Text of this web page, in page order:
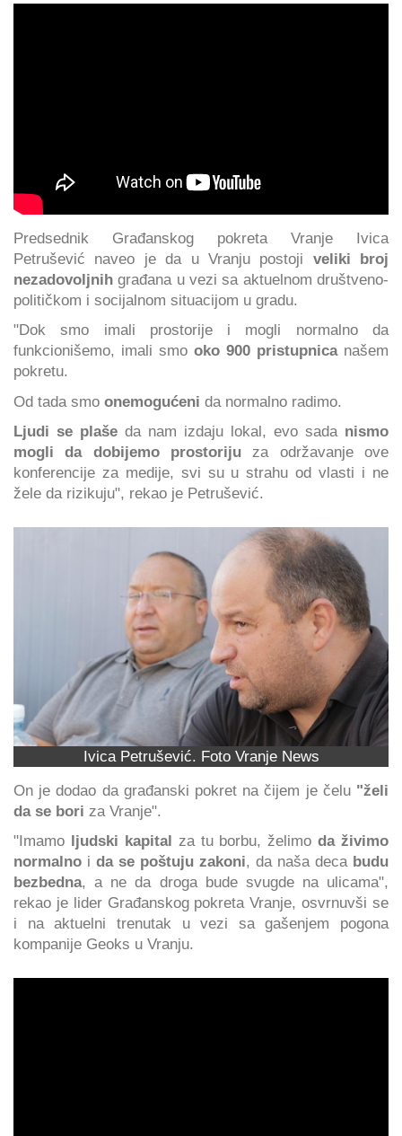
Predsednik Građanskog pokreta Vranje Ivica
Petrušević naveo je da u Vranju postoji veliki broj
nezadovoljnih građana u vezi sa aktuelnom društveno-
političkom i socijalnom situacijom u gradu.
"Dok smo imali prostorije i mogli normalno da
funkcionišemo, imali smo oko 900 pristupnica našem
pokretu.
Od tada smo onemogućeni da normalno radimo.
Ljudi se plaše da nam izdaju lokal, evo sada nismo
mogli da dobijemo prostoriju za održavanje ove
konferencije za medije, svi su u strahu od vlasti i ne
žele da rizikuju", rekao je Petrušević.
Ivica Petrušević. Foto Vranje News
On je dodao da građanski pokret na čijem je čelu "želi
da se bori za Vranje".
"Imamo ljudski kapital za tu borbu, želimoda živimo
normalno i da se poštuju zakoni, da naša deca budu
bezbedna, a ne da droga bude svugde na ulicama",
rekao je lider Građanskog pokreta Vranje, osvrnuvši se
i na aktuelni trenutak u vezi sa gašenjem pogona
kompanije Geoks u Vranju.